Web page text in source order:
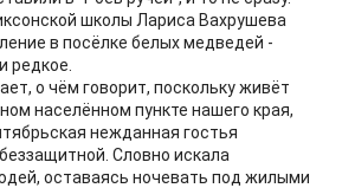
школы Лариса Вахрушева
в посёлке белых медведей -
редкое.
о чём говорит, поскольку живёт
населённом пункте нашего края,
нежданная гостья
Словно искала
оставаясь ночевать под жилыми